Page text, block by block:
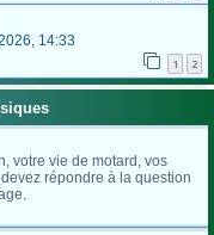
14:33
1 2
votre vie de motard, vos
répondre à la question